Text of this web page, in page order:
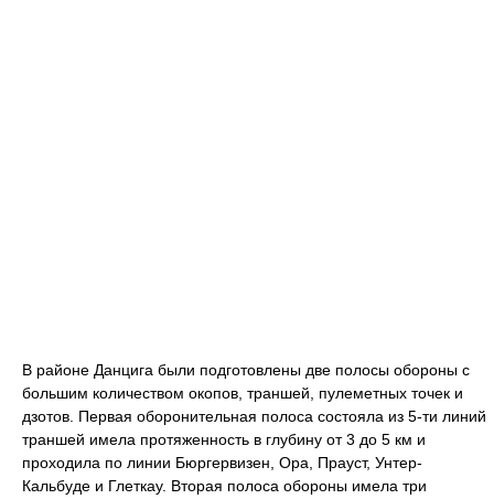
В районе Данцига были подготовлены две полосы обороны с
большим количеством окопов, траншей, пулеметных точек и
дзотов. Первая оборонительная полоса состояла из 5-ти линий
траншей имела протяженность в глубину от 3 до 5 км и
проходила по линии Бюргервизен, Ора, Прауст, Унтер-
Кальбуде и Глеткау. Вторая полоса обороны имела три